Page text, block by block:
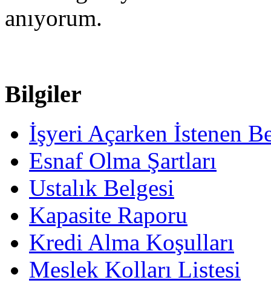
anıyorum.
Bilgiler
İşyeri Açarken İstenen
Esnaf Olma Şartları
Ustalık Belgesi
Kapasite Raporu
Kredi Alma Koşulları
Meslek Kolları Listesi